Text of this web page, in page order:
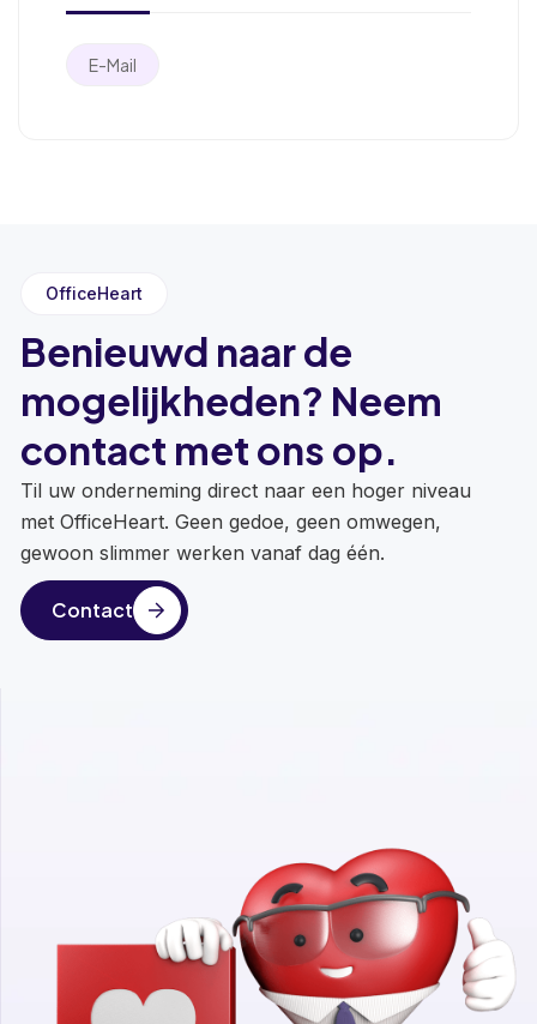
E-Mail
OfficeHeart
Benieuwd naar de
mogelijkheden? Neem
contact met ons op.
Til uw onderneming direct naar een hoger niveau
met OfficeHeart. Geen gedoe, geen omwegen,
gewoon slimmer werken vanaf dag één.
Contact